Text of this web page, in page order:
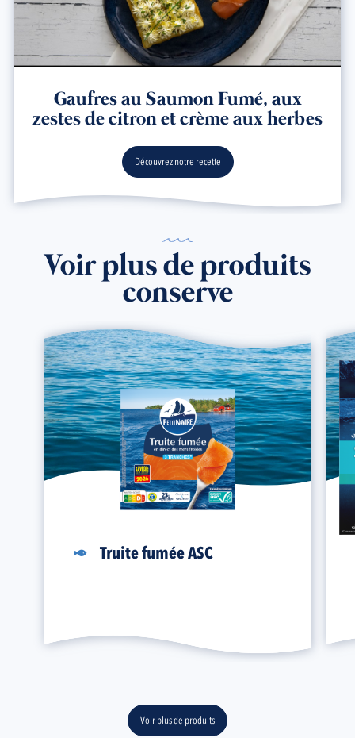
Gaufres au Saumon Fumé, aux
zestes de citron et crème aux herbes
Découvrez notre recette
Voir plus de produits
conserve
Truite fumée ASC
Voir plus de produits